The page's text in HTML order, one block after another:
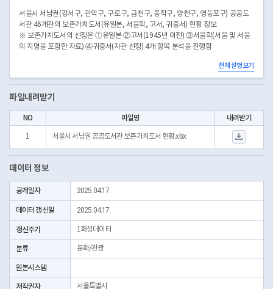
서울시 서남권(강서구, 관악구, 구로구, 금천구, 동작구, 양천구, 영등포구) 공공도
서관 46개관의 보존가치도서(유일본, 서울학, 고서, 귀중서) 현황 정보
※ 보존가치도서의 선정은 ①유일본 ②고서(1945년 이전) ③서울학(서울 및 서울
의 지명을 포함한 자료) ④귀중서(자관 선정) 4개 항목 분석을 진행함
* 조사기간 : 2018년 1월 1일 ~ 2023년 12월 31일
22개 및 사립 공공도서관 7개를 제외하고, 공공도서관부호를 부여받은 172개관과
서울도서관 총 173개관을 대상으로함
전체 설명보기
파일내려받기
NO 파일명 내려받기
1 서울시 서남권 공공도서관 보존가치도서 현황.xlsx
서울시 서남권 공공
데이터 정보
공개일자 2025.04.17.
데이터 갱신일 2025.04.17.
갱신주기 1회성데이터
분류 문화/관광
원본시스템
저작권자 서울특별시